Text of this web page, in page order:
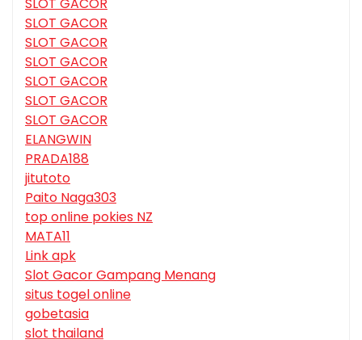
SLOT GACOR
SLOT GACOR
SLOT GACOR
SLOT GACOR
SLOT GACOR
SLOT GACOR
ELANGWIN
PRADA188
jitutoto
Paito Naga303
top online pokies NZ
MATA11
Link apk
Slot Gacor Gampang Menang
situs togel online
gobetasia
slot thailand